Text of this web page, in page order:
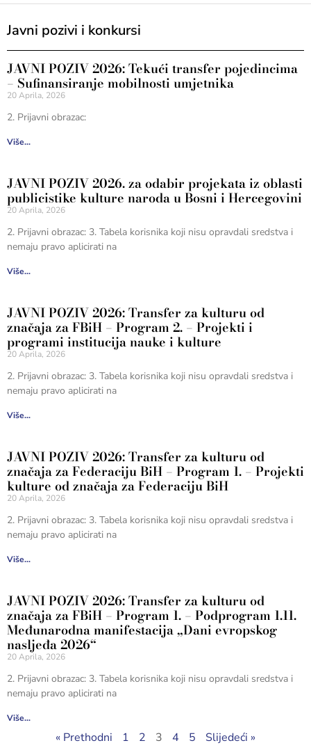
Javni pozivi i konkursi
JAVNI POZIV 2026: Tekući transfer pojedincima
– Sufinansiranje mobilnosti umjetnika
20 Aprila, 2026
2. Prijavni obrazac:
Više...
JAVNI POZIV 2026. za odabir projekata iz oblasti
publicistike kulture naroda u Bosni i Hercegovini
20 Aprila, 2026
2. Prijavni obrazac: 3. Tabela korisnika koji nisu opravdali sredstva i
nemaju pravo aplicirati na
Više...
JAVNI POZIV 2026: Transfer za kulturu od
značaja za FBiH – Program 2. – Projekti i
programi institucija nauke i kulture
20 Aprila, 2026
2. Prijavni obrazac: 3. Tabela korisnika koji nisu opravdali sredstva i
nemaju pravo aplicirati na
Više...
JAVNI POZIV 2026: Transfer za kulturu od
značaja za Federaciju BiH – Program 1. – Projekti
kulture od značaja za Federaciju BiH
20 Aprila, 2026
2. Prijavni obrazac: 3. Tabela korisnika koji nisu opravdali sredstva i
nemaju pravo aplicirati na
Više...
JAVNI POZIV 2026: Transfer za kulturu od
značaja za FBiH – Program 1. – Podprogram 1.11.
Međunarodna manifestacija „Dani evropskog
nasljeđa 2026“
20 Aprila, 2026
2. Prijavni obrazac: 3. Tabela korisnika koji nisu opravdali sredstva i
nemaju pravo aplicirati na
Više...
« Prethodni 1 2 3 4 5 Slijedeći »